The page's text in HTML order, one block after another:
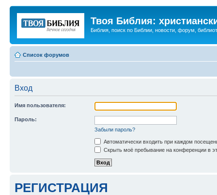
Твоя Библия:
Библия, поиск по Библии, новости, форум,
Список форумов
Вход
Имя пользователя:
Пароль:
Забыли пароль?
Автоматически входить при каждом
Скрыть моё пребывание на конференции в
РЕГИСТРАЦИЯ